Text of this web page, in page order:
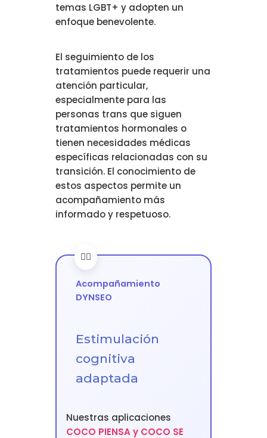
temas LGBT+ y adopten un
enfoque benevolente.
El seguimiento de los
tratamientos puede requerir una
atención particular,
especialmente para las
personas trans que siguen
tratamientos hormonales o
tienen necesidades médicas
específicas relacionadas con su
transición. El conocimiento de
estos aspectos permite un
acompañamiento más
informado y respetuoso.
Acompañamiento
DYNSEO
Estimulación
cognitiva
adaptada
Nuestras aplicaciones
COCO PIENSA y COCO SE